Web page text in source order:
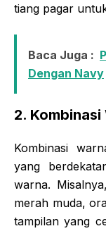
tiang pagar
Baca Juga :
Dengan Navy
2.
Kombinasi
yang
warna.
merah muda,
tampilan yang